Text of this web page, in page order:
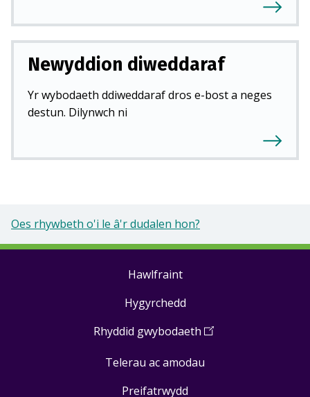
Newyddion diweddaraf
Yr wybodaeth ddiweddaraf dros e-bost a neges
destun. Dilynwch ni
Oes rhywbeth o'i le â'r dudalen hon?
Hawlfraint
Hygyrchedd
Rhyddid gwybodaeth (Open
a
Telerau ac amodau
Preifatrwydd